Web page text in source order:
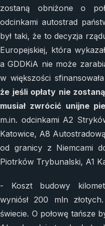
zostaną obniżone o
odcinkami autostrad
był taki, że to decyzja
Europejskiej, która
a GDDKiA nie może
w większości
że jeśli opłaty nie
musiał zwrócić unijne
m.in. odcinkami A2
Katowice, A8
od granicy z Niemcami
Piotrków Trybunalski, A1
- Koszt budowy
wyniósł 200 mln
świecie. O połowę tańsze